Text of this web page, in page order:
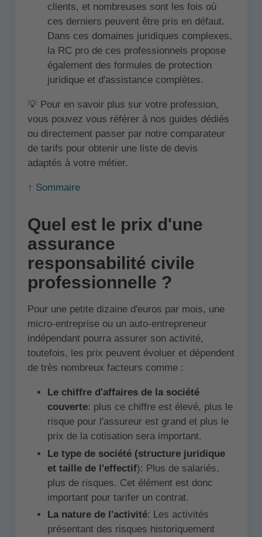
clients, et nombreuses sont les fois où
ces derniers peuvent être pris en défaut.
Dans ces domaines juridiques complexes,
la RC pro de ces professionnels propose
également des formules de protection
juridique et d'assistance complètes.
💡 Pour en savoir plus sur votre profession,
vous pouvez vous référer à nos guides dédiés
ou directement passer par notre comparateur
de tarifs pour obtenir une liste de devis
adaptés à votre métier.
↑ Sommaire
Quel est le prix d'une
assurance
responsabilité civile
professionnelle ?
Pour une petite dizaine d'euros par mois, une
micro-entreprise ou un auto-entrepreneur
indépendant pourra assurer son activité,
toutefois, les prix peuvent évoluer et dépendent
de très nombreux facteurs comme :
Le chiffre d'affaires de la société
couverte: plus ce chiffre est élevé, plus le
risque pour l'assureur est grand et plus le
prix de la cotisation sera important.
Le type de société (structure juridique
et taille de l'effectif): Plus de salariés,
plus de risques. Cet élément est donc
important pour tarifer un contrat.
La nature de l'activité: Les activités
présentant des risques historiquement